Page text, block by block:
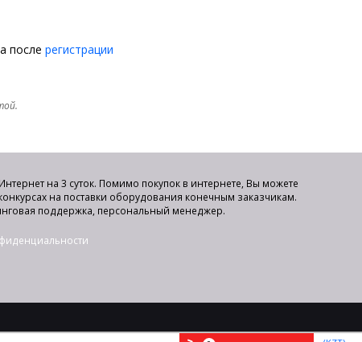
после регистрации
на 3 суток. Помимо покупок в интернете, Вы можете
на поставки оборудования конечным заказчикам.
поддержка, персональный менеджер.